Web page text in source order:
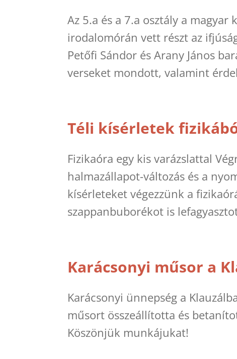
Az 5.a és a 7.a osztály a
irodalomórán vett részt az
Petőfi Sándor és Arany János
verseket mondott, valamint
Téli kísérletek
Fizikaóra egy kis varázslattal
halmazállapot-változás és a
kísérleteket végezzünk a
szappanbuborékot is
Karácsonyi műsor a
Karácsonyi ünnepség a
műsort összeállította és
Köszönjük munkájukat!